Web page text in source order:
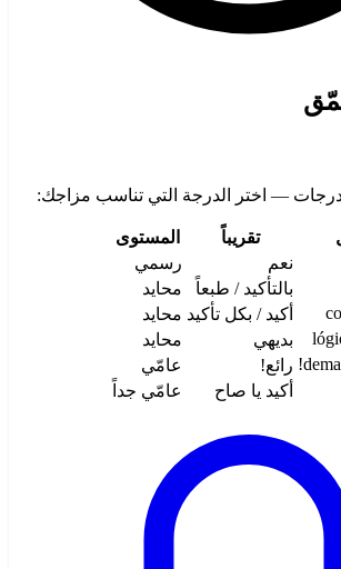
درجات — اختر الدرجة التي تناسب مزاجك:
تقريباً
المستوى
نعم
رسمي
بالتأكيد / طبعاً
محايد
أكيد / بكل تأكيد محايد
بديهي
محايد
رائع!
عامّي
أكيد يا صاح عامّي جداً